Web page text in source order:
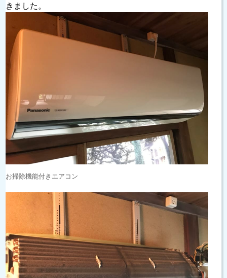
きました。
お掃除機能付きエアコン